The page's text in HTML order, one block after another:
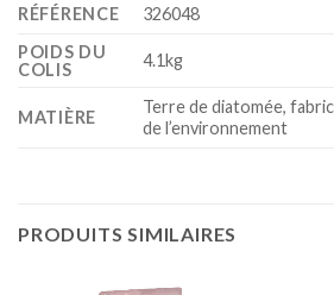
RÉFÉRENCE
326048
POIDS DU
COLIS
4.1kg
MATIÈRE
Terre de diatomée,
de l’environnement
PRODUITS SIMILAIRES